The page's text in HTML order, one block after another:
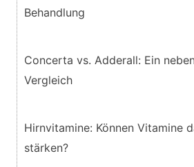
Behandlung
Concerta vs. Adderall: Ein
Vergleich
Hirnvitamine: Können Vitamine
stärken?